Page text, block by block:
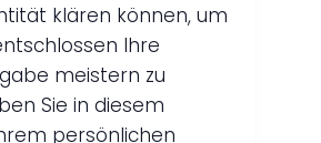
klären können, um
Ihre
meistern zu
Sie in diesem
persönlichen